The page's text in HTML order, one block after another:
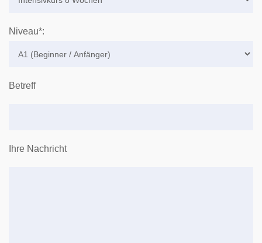
Niveau*:
Betreff
Ihre Nachricht